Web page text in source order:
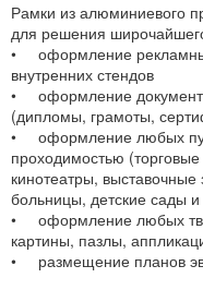
Рамки из алюминиевого
для решения
• оформление
внутренних стендов
• оформление
(дипломы, грамоты,
• оформление любых
проходимостью
кинотеатры,
больницы, детские сады
• оформление любых
картины, пазлы,
• размещение планов